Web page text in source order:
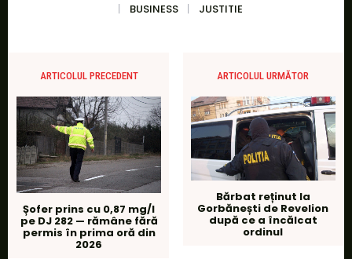
BUSINESS
JUSTITIE
ARTICOLUL PRECEDENT
Șofer prins cu 0,87 mg/l
pe DJ 282 — rămâne fără
permis în prima oră din
2026
ARTICOLUL URMĂTOR
Bărbat reținut la
Gorbănești de Revelion
după ce a încălcat
ordinul